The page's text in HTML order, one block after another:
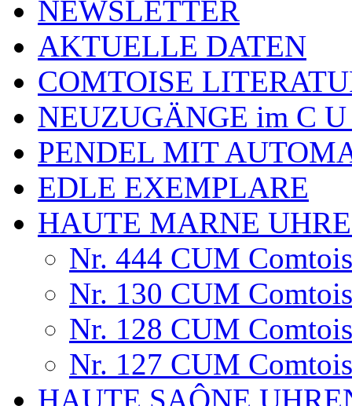
NEWSLETTER
AKTUELLE DATEN
COMTOISE
NEUZUGÄNGE im C
PENDEL MIT
EDLE EXEMPLARE
HAUTE MARNE
Nr. 444 CUM
Nr. 130 CUM
Nr. 128 CUM
Nr. 127 CUM